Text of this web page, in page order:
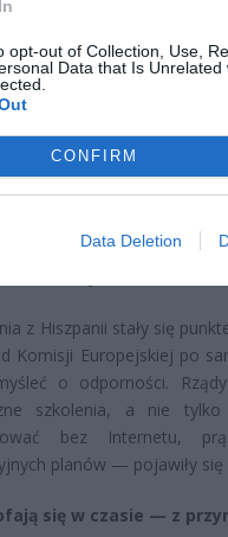
opt-out of Collection, Use,
Data that Is
CONFIRM
Data Deletion
wyglądało jak
energii, szybko rozlało
Madrytu i
i terminalach
że podobny paraliż
gwałtowną reakcję — nie
uważali nowoczesne
z Hiszpanii stały się
Komisji Europejskiej po
o odporności.
szkolenia, a nie
bez Internetu,
planów — pojawiły się
się w czasie — z